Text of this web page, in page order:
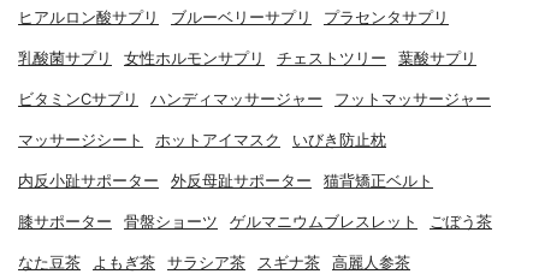
ヒアルロン酸サプリ ブルーベリーサプリ プラセンタサプリ
乳酸菌サプリ 女性ホルモンサプリ チェストツリー 葉酸サプリ
ビタミンCサプリ ハンディマッサージャー フットマッサージャー
マッサージシート ホットアイマスク いびき防止枕
内反小趾サポーター 外反母趾サポーター 猫背矯正ベルト
膝サポーター 骨盤ショーツ ゲルマニウムブレスレット ごぼう茶
なた豆茶 よもぎ茶 サラシア茶 スギナ茶 高麗人参茶